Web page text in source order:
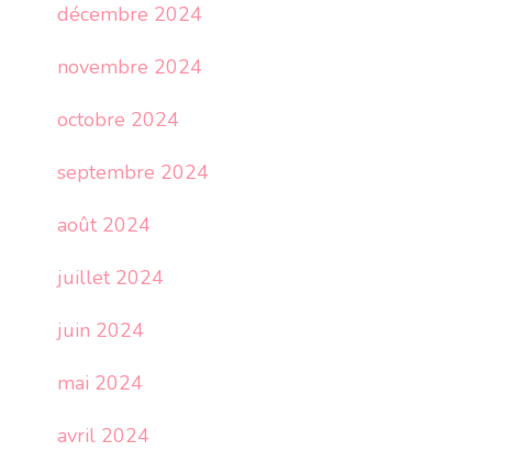
décembre 2024
novembre 2024
octobre 2024
septembre 2024
août 2024
juillet 2024
juin 2024
mai 2024
avril 2024